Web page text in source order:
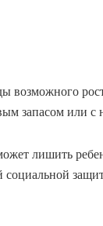
возможного
запасом или с
лишить